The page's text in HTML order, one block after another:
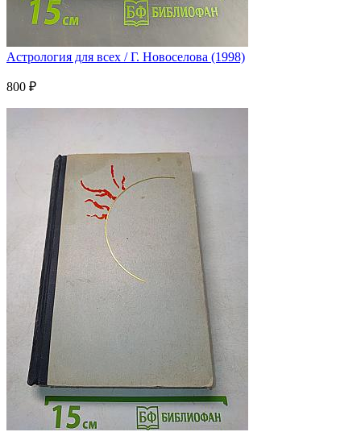
Астрология для всех / Г. Новоселова (1998)
800 ₽